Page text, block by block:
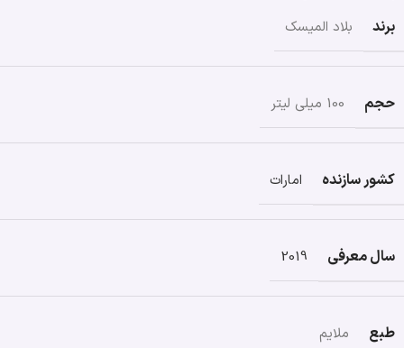
برند
بلاد المیسک
حجم 100 میلی لیتر
کشور سازنده امارات
سال معرفی 2019
طبع ملایم